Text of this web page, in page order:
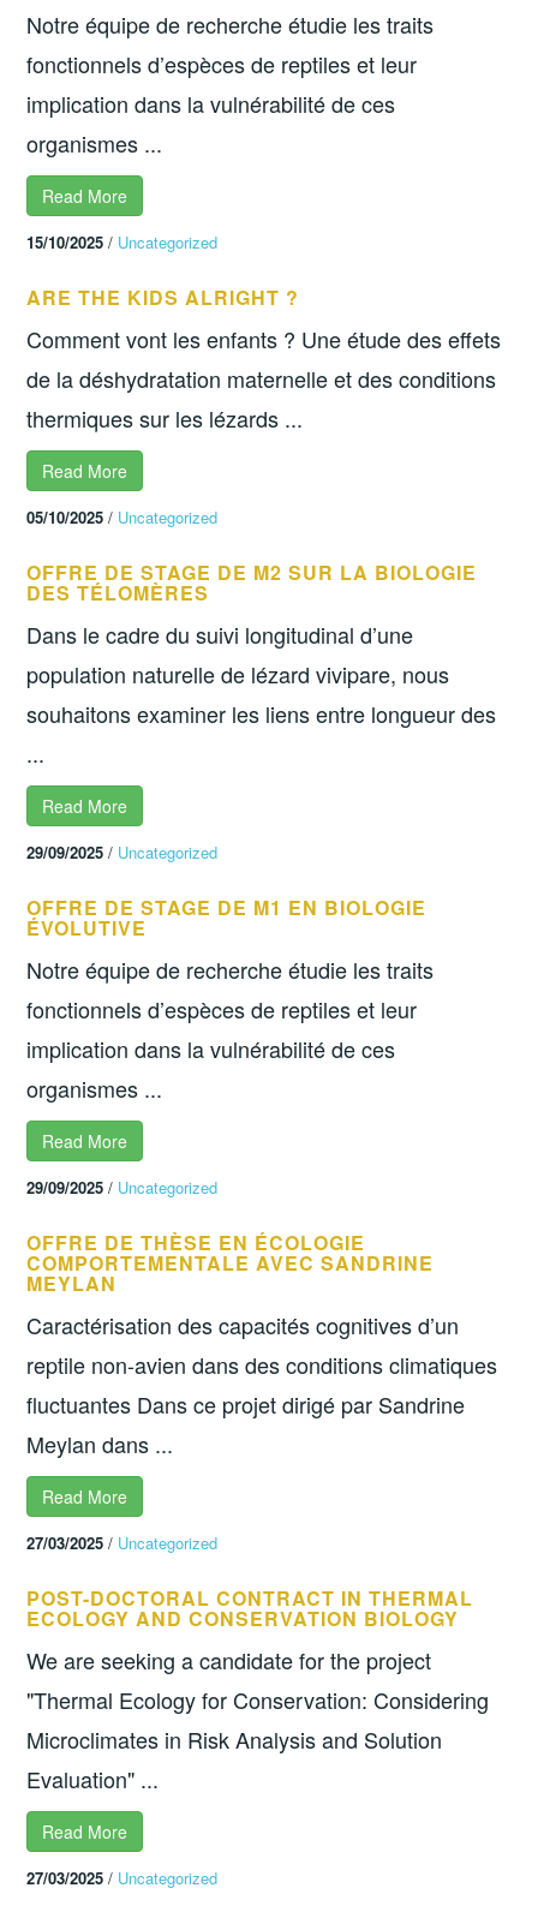
Notre équipe de recherche étudie les traits
fonctionnels d’espèces de reptiles et leur
implication dans la vulnérabilité de ces
organismes ...
Read More
15/10/2025 / Uncategorized
ARE THE KIDS ALRIGHT ?
Comment vont les enfants ? Une étude des effets
de la déshydratation maternelle et des conditions
thermiques sur les lézards ...
Read More
05/10/2025 / Uncategorized
OFFRE DE STAGE DE M2 SUR LA BIOLOGIE
DES TÉLOMÈRES
Dans le cadre du suivi longitudinal d’une
population naturelle de lézard vivipare, nous
souhaitons examiner les liens entre longueur des
...
Read More
29/09/2025 / Uncategorized
OFFRE DE STAGE DE M1 EN BIOLOGIE
ÉVOLUTIVE
Notre équipe de recherche étudie les traits
fonctionnels d’espèces de reptiles et leur
implication dans la vulnérabilité de ces
organismes ...
Read More
29/09/2025 / Uncategorized
OFFRE DE THÈSE EN ÉCOLOGIE
COMPORTEMENTALE AVEC SANDRINE
MEYLAN
Caractérisation des capacités cognitives d’un
reptile non-avien dans des conditions climatiques
fluctuantes Dans ce projet dirigé par Sandrine
Meylan dans ...
Read More
27/03/2025 / Uncategorized
POST-DOCTORAL CONTRACT IN THERMAL
ECOLOGY AND CONSERVATION BIOLOGY
We are seeking a candidate for the project
"Thermal Ecology for Conservation: Considering
Microclimates in Risk Analysis and Solution
Evaluation" ...
Read More
27/03/2025 / Uncategorized